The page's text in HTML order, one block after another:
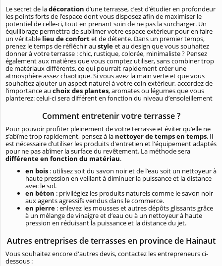
Le secret de ladécoration d’une terrasse, c’est d’étudier en profondeur
les points forts de l’espace dont vous disposez afin de maximiser le
potentiel de celle-ci, tout en prenant soin de ne pas la surcharger. Un
équilibrage permettra de sublimer votre espace extérieur pour en faire
un véritable lieu de confortet de détente. Dans un premier temps,
prenez le temps de réfléchir au styleet au design que vous souhaitez
donner à votre terrasse : chic, rustique, colorée, minimaliste ? Pensez
également aux matières que vous comptez utiliser, sans combiner trop
de matériaux différents, ce qui pourrait rapidement créer une
atmosphère assez chaotique. Si vous avez la main verte et que vous
souhaitez ajouter un aspect naturel à votre coin extérieur, accordez de
l’importance au choix des plantes, aromates ou légumes que vous
planterez: celui-ci sera différent en fonction du niveau d’ensoleillement
Comment entretenir votre terrasse ?
Pour pouvoir profiter pleinement de votre terrasse et éviter qu’elle ne
s’abîme trop rapidement, pensez à la nettoyer de temps en temps. Il
est nécessaire d’utiliser les produits d'entretien et l'équipement adaptés
pour ne pas abîmer la surface du revêtement. La méthode sera
différente en fonction du matériau.
en bois : utilisez soit du savon noir et de l’eau soit un nettoyeur à
haute pression en veillant à diminuer la puissance et la distance
avec le sol.
en béton : privilégiez les produits naturels comme le savon noir
aux agents agressifs vendus dans le commerce.
en pierre : enlevez les mousses et autres dépôts glissants grâce
à un mélange de vinaigre et d’eau ou à un nettoyeur à haute
pression en réduisant la puissance et la distance du jet.
Autres entreprises de terrasses en province de Hainaut
Vous souhaitez encore d'autres devis, contactez les entrepreneurs ci-
dessous :